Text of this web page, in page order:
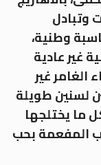
وتبادل
وطنية،
غير عادية
الغامر غير
لسنين طويلة
ما يختلجها
المفعمة بحب